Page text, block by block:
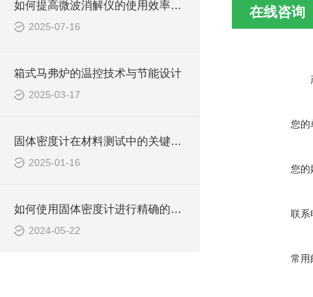
如何提高微波消解仪的使用效率与安全性？
2025-07-16
箱式马弗炉的温控技术与节能设计
2025-03-17
固体密度计在材料测试中的关键作用说明
2025-01-16
如何使用固体密度计进行精确的密度测量
2024-05-22
在线咨询
您的
您的
联系
常用